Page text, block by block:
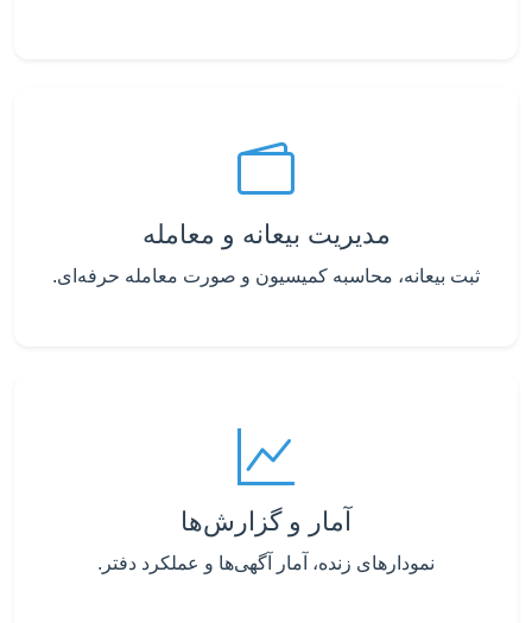
مدیریت بیعانه و معامله
ثبت بیعانه، محاسبه کمیسیون و صورت معامله حرفه‌ای.
آمار و گزارش‌ها
نمودارهای زنده، آمار آگهی‌ها و عملکرد دفتر.